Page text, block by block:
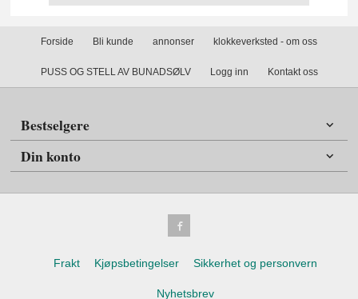
Forside Bli kunde annonser klokkeverksted - om oss
PUSS OG STELL AV BUNADSØLV Logg inn Kontakt oss
Bestselgere
Din konto
Frakt Kjøpsbetingelser Sikkerhet og personvern
Nyhetsbrev